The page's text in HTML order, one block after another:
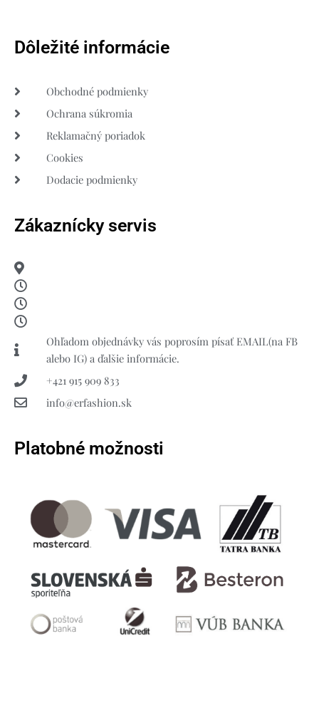
Dôležité informácie
Obchodné podmienky
Ochrana súkromia
Reklamačný poriadok
Cookies
Dodacie podmienky
Zákaznícky servis
Ohľadom objednávky vás poprosím písať EMAIL(na FB
alebo IG) a ďalšie informácie.
+421 915 909 833
info@erfashion.sk
Platobné možnosti